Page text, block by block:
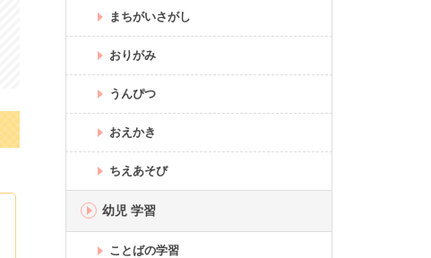
まちがいさがし
おりがみ
うんぴつ
おえかき
ちえあそび
幼児 学習
ことばの学習